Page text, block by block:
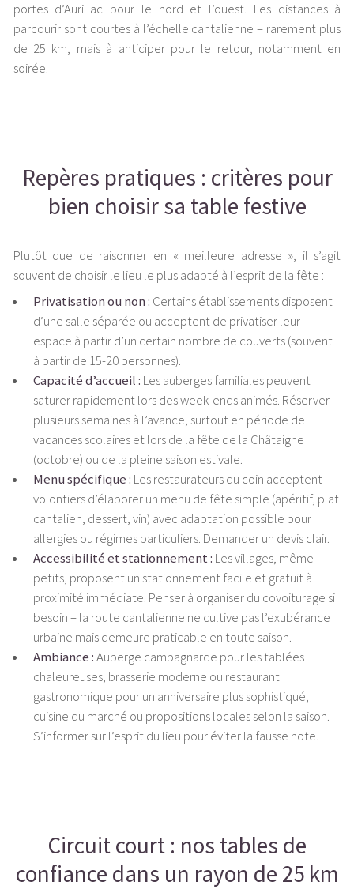
portes d’Aurillac pour le nord et l’ouest. Les distances à
parcourir sont courtes à l’échelle cantalienne – rarement plus
de 25 km, mais à anticiper pour le retour, notamment en
soirée.
Repères pratiques : critères pour
bien choisir sa table festive
Plutôt que de raisonner en « meilleure adresse », il s’agit
souvent de choisir le lieu le plus adapté à l’esprit de la fête :
Privatisation ou non : Certains établissements disposent
d’une salle séparée ou acceptent de privatiser leur
espace à partir d’un certain nombre de couverts (souvent
à partir de 15-20 personnes).
Capacité d’accueil : Les auberges familiales peuvent
saturer rapidement lors des week-ends animés. Réserver
plusieurs semaines à l’avance, surtout en période de
vacances scolaires et lors de la fête de la Châtaigne
(octobre) ou de la pleine saison estivale.
Menu spécifique : Les restaurateurs du coin acceptent
volontiers d’élaborer un menu de fête simple (apéritif, plat
cantalien, dessert, vin) avec adaptation possible pour
allergies ou régimes particuliers. Demander un devis clair.
Accessibilité et stationnement : Les villages, même
petits, proposent un stationnement facile et gratuit à
proximité immédiate. Penser à organiser du covoiturage si
besoin – la route cantalienne ne cultive pas l’exubérance
urbaine mais demeure praticable en toute saison.
Ambiance :Auberge campagnarde pour les tablées
chaleureuses, brasserie moderne ou restaurant
gastronomique pour un anniversaire plus sophistiqué,
cuisine du marché ou propositions locales selon la saison.
S’informer sur l’esprit du lieu pour éviter la fausse note.
Circuit court : nos tables de
confiance dans un rayon de 25 km